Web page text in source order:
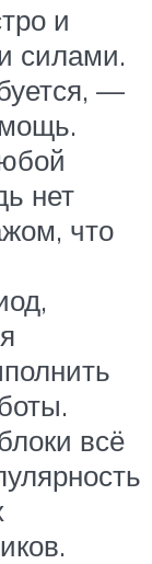
и
силами.
—
нет
что
всё